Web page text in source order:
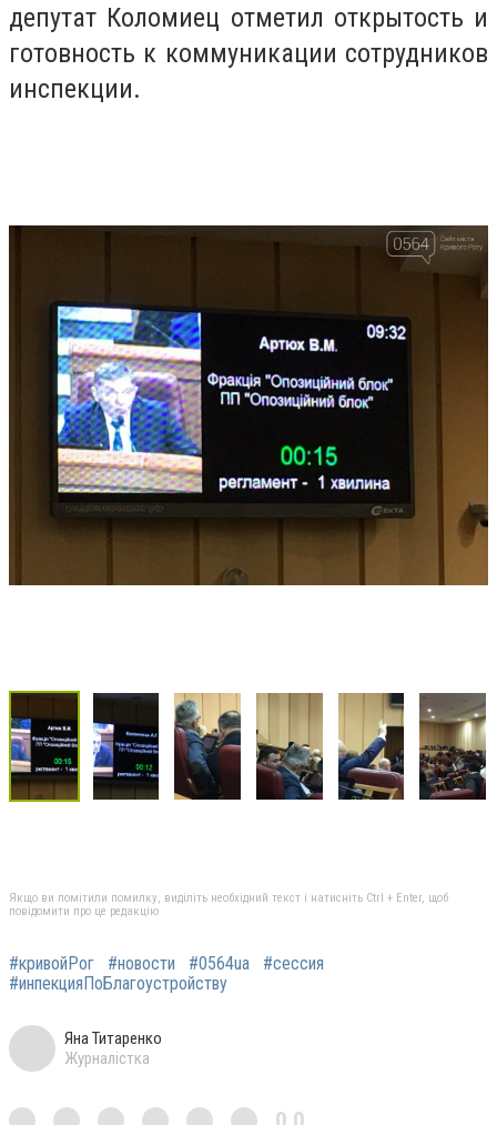
депутат Коломиец отметил открытость и
готовность к коммуникации сотрудников
инспекции.
Якщо ви помітили помилку, виділіть необхідний текст і натисніть Ctrl + Enter, щоб
повідомити про це редакцію
#кривойРог #новости #0564ua
#сессия
#инпекцияПоБлагоустройству
Яна Титаренко
Журналістка